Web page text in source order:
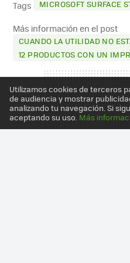
Tags MICROSOFT SURFACE
Más información en el post
CUANDO LA UTILIDAD NO
12 PRODUCTOS CON UN
Utilizamos cookies de terceros
de audiencia y mostrar
analizando tu navegación. Si
aceptando su uso. Más